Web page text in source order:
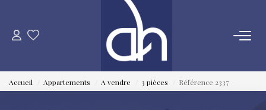
VENTE
ESTIMATION
Accueil Appartements A vendre 3 pièces Référence 2337